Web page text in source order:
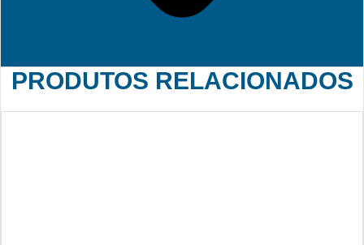
PRODUTOS RELACIONADOS